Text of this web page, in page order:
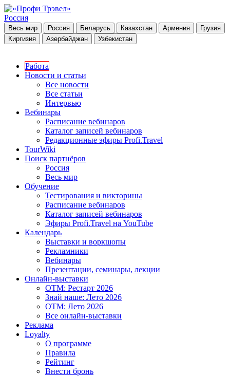
Россия
Весь мир Россия Беларусь Казахстан Армения
Грузия
Киргизия
Азербайджан Узбекистан
Работа
Новости и статьи
Все новости
Все статьи
Интервью
Вебинары
Расписание вебинаров
Каталог записей вебинаров
Редакционные эфиры Profi.Travel
TourWiki
Поиск партнёров
Россия
Весь мир
Обучение
Тестирования и викторины
Расписание вебинаров
Каталог записей вебинаров
Эфиры Profi.Travel на YouTube
Календарь
Выставки и воркшопы
Рекламники
Вебинары
Презентации, семинары, лекции
Онлайн-выставки
OTM: Рестарт 2026
Знай наше: Лето 2026
OTM: Лето 2026
Все онлайн-выставки
Реклама
Loyalty
О программе
Правила
Рейтинг
Внести бронь